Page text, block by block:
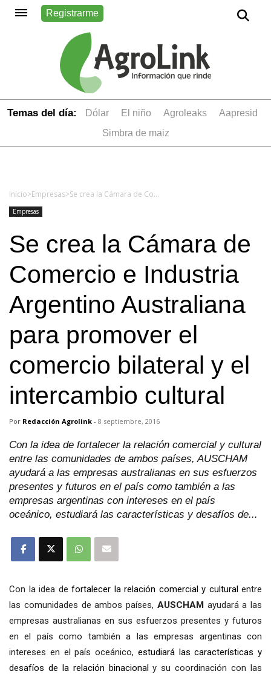
Registrarme
Temas del día: dólar el niño Agroleaks
aapresid
simbra de maiz
Inicio>Empresas> Se crea la Cámara de Comercio e Industria Argentino Australiana para promover el comercio bilateral y el intercambio cultural
Empresas
Se crea la Cámara de
Comercio e Industria
Argentino Australiana
para promover el
comercio bilateral y el
intercambio cultural
Por Redacción Agrolink - 8 septiembre, 2016
Con la idea de fortalecer la relación comercial y cultural
entre las comunidades de ambos países, AUSCHAM
ayudará a las empresas australianas en sus esfuerzos
presentes y futuros en el país como también a las
empresas argentinas con intereses en el país
oceánico, estudiará las características y desafíos de...
Con la idea de fortalecer la relación comercial y culturalentre
las comunidades de ambos países, AUSCHAM ayudará a las
empresas australianas en sus esfuerzos presentes y futuros
en el país como también a las empresas argentinas con
intereses en el país oceánico, estudiará las características y
desafíos de la relación binacionaly su coordinación con las